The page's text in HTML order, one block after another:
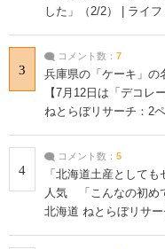
した」（2/2） | ライ
3
コメント数： 7
兵庫県の「ケーキ」
【7月12日は「デコレ
ねとらぼリサーチ：2
4
コメント数： 5
「北海道土産として
人気 「こんなの初め
北海道 ねとらぼリサー